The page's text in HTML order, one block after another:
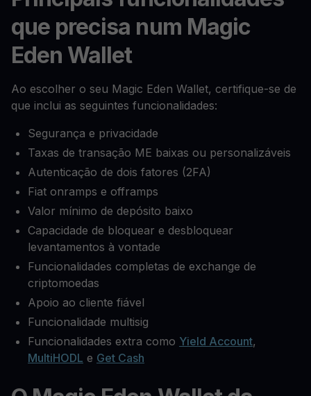
que precisa num Magic
Eden Wallet
Ao escolher o seu Magic Eden Wallet, certifique-se de
que inclui as seguintes funcionalidades:
Segurança e privacidade
Taxas de transação ME baixas ou personalizáveis
Autenticação de dois fatores (2FA)
Fiat onramps e offramps
Valor mínimo de depósito baixo
Capacidade de bloquear e desbloquear
levantamentos à vontade
Funcionalidades completas de exchange de
criptomoedas
Apoio ao cliente fiável
Funcionalidade multisig
Funcionalidades extra como Yield Account,
MultiHODL e Get Cash